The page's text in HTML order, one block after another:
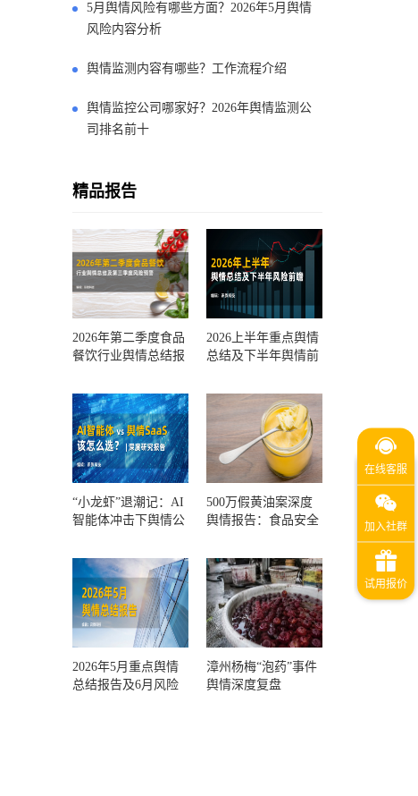
5月舆情风险有哪些方面？2026年5月舆情
风险内容分析
舆情监测内容有哪些？工作流程介绍
舆情监控公司哪家好？2026年舆情监测公
司排名前十
精品报告
2026年第二季度食品
餐饮行业舆情总结报
测
2026上半年重点舆情
总结及下半年舆情前
“小龙虾”退潮记：AI
智能体冲击下舆情公
500万假黄油案深度
舆情报告：食品安全
一环？
2026年5月重点舆情
总结报告及6月风险
漳州杨梅“泡药”事件
舆情深度复盘